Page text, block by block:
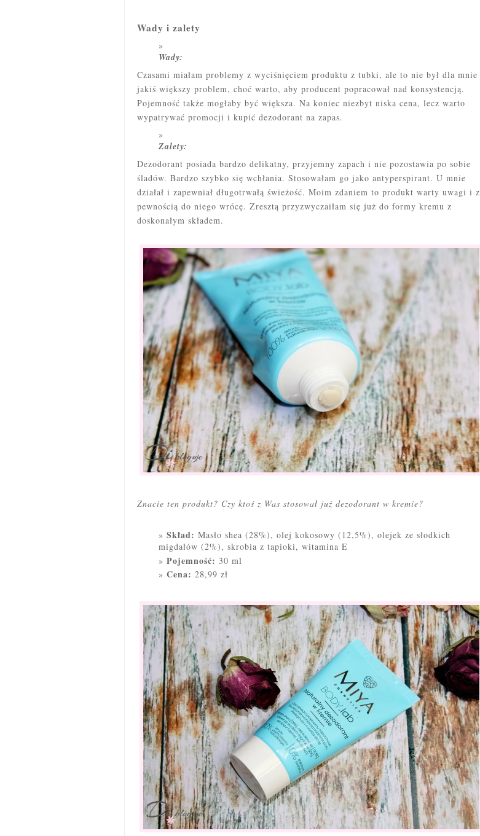
Wady i zalety
Wady:
Czasami miałam problemy z wyciśnięciem produktu z tubki, ale to nie był dla mnie
jakiś większy problem, choć warto, aby producent popracował nad konsystencją.
Pojemność także mogłaby być większa. Na koniec niezbyt niska cena, lecz warto
wypatrywać promocji i kupić dezodorant na zapas.
Zalety:
Dezodorant posiada bardzo delikatny, przyjemny zapach i nie pozostawia po sobie
śladów. Bardzo szybko się wchłania. Stosowałam go jako antyperspirant. U mnie
działał i zapewniał długotrwałą świeżość. Moim zdaniem to produkt warty uwagi i z
pewnością do niego wrócę. Zresztą przyzwyczaiłam się już do formy kremu z
doskonałym składem.
Znacie ten produkt? Czy ktoś z Was stosował już dezodorant w kremie?
Skład: Masło shea (28%), olej kokosowy (12,5%), olejek ze słodkich
migdałów (2%), skrobia z tapioki, witamina E
Pojemność: 30 ml
Cena: 28,99 zł